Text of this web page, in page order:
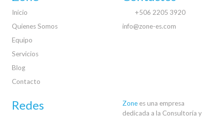
Inicio
Quienes Somos
Equipo
Servicios
Blog
Contacto
+506 2205 3920
info@zone-es.com
Redes Zone es una empresa
dedicada a la Consultoría y